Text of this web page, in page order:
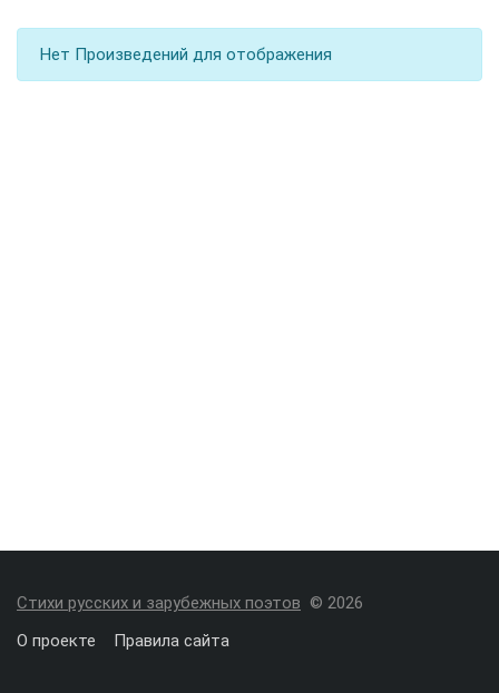
Нет Произведений для отображения
Стихи русских и зарубежных поэтов © 2026
О проекте
Правила сайта